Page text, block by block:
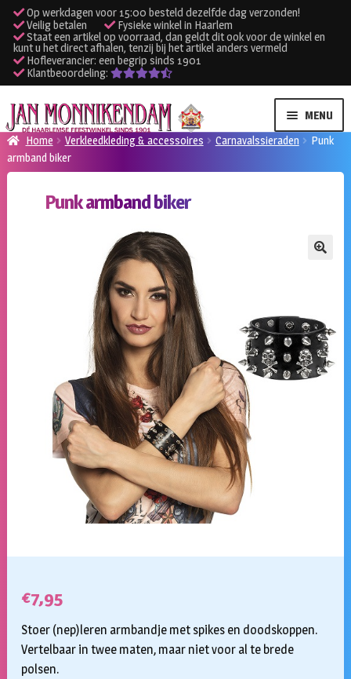
Op werkdagen voor 15:00 besteld dezelfde dag verzonden!
Veilig betalen
Fysieke winkel in Haarlem
Staat een artikel op voorraad, dan geldt dit ook voor de winkel en
kunt u het direct afhalen, tenzij bij het artikel anders vermeld
Hofleverancier: een begrip sinds 1901
Klantbeoordeling:
Ga
door
naar
navigatie
Ga
naar
de
inhoud
MENU
Verhuur kleding
Verhuur apparatuur
Klantenservice
Inloggen
Home Verkleedkleding & accessoires Carnavalssieraden
Punk
armband biker
Punk armband biker
€7,95
Stoer (nep)leren armbandje met spikes en doodskoppen.
Vertelbaar in twee maten, maar niet voor al te brede
polsen.